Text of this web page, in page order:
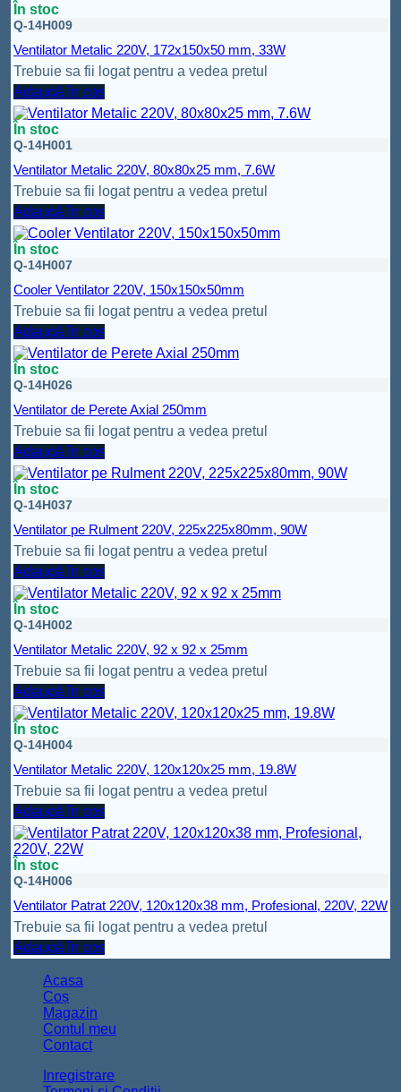
În stoc
Q-14H009
Ventilator Metalic 220V, 172x150x50 mm, 33W
Trebuie sa fii logat pentru a vedea pretul
Adaugă în coș
În stoc
Q-14H001
Ventilator Metalic 220V, 80x80x25 mm, 7.6W
Trebuie sa fii logat pentru a vedea pretul
Adaugă în coș
În stoc
Q-14H007
Cooler Ventilator 220V, 150x150x50mm
Trebuie sa fii logat pentru a vedea pretul
Adaugă în coș
În stoc
Q-14H026
Ventilator de Perete Axial 250mm
Trebuie sa fii logat pentru a vedea pretul
Adaugă în coș
În stoc
Q-14H037
Ventilator pe Rulment 220V, 225x225x80mm, 90W
Trebuie sa fii logat pentru a vedea pretul
Adaugă în coș
În stoc
Q-14H002
Ventilator Metalic 220V, 92 x 92 x 25mm
Trebuie sa fii logat pentru a vedea pretul
Adaugă în coș
În stoc
Q-14H004
Ventilator Metalic 220V, 120x120x25 mm, 19.8W
Trebuie sa fii logat pentru a vedea pretul
Adaugă în coș
În stoc
Q-14H006
Ventilator Patrat 220V, 120x120x38 mm, Profesional, 220V, 22W
Trebuie sa fii logat pentru a vedea pretul
Adaugă în coș
Acasa
Coș
Magazin
Contul meu
Contact
Inregistrare